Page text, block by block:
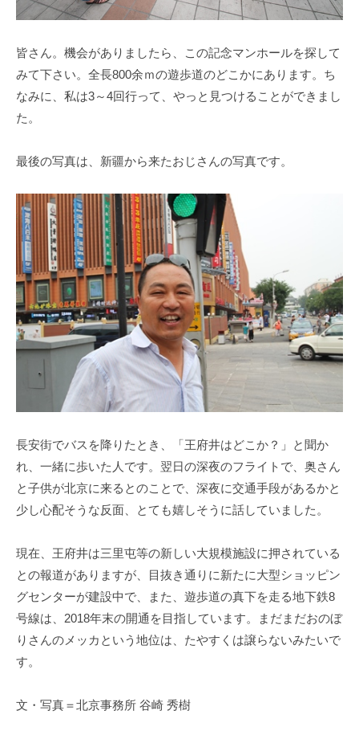
皆さん。機会がありましたら、この記念マンホールを探して
みて下さい。全長800余ｍの遊歩道のどこかにあります。ち
なみに、私は3～4回行って、やっと見つけることができまし
た。
最後の写真は、新疆から来たおじさんの写真です。
長安街でバスを降りたとき、「王府井はどこか？」と聞か
れ、一緒に歩いた人です。翌日の深夜のフライトで、奥さん
と子供が北京に来るとのことで、深夜に交通手段があるかと
少し心配そうな反面、とても嬉しそうに話していました。
現在、王府井は三里屯等の新しい大規模施設に押されている
との報道がありますが、目抜き通りに新たに大型ショッピン
グセンターが建設中で、また、遊歩道の真下を走る地下鉄8
号線は、2018年末の開通を目指しています。まだまだおのぼ
りさんのメッカという地位は、たやすくは譲らないみたいで
す。
文・写真＝北京事務所 谷崎 秀樹